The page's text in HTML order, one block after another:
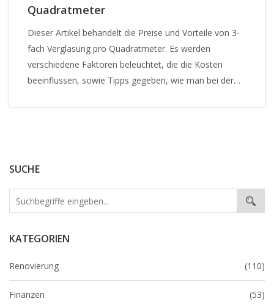
SUCHE
KATEGORIEN
Renovierung (110)
Finanzen (53)
Quadratmeter
Dieser Artikel behandelt die Preise und Vorteile von 3-
fach Verglasung pro Quadratmeter. Es werden
verschiedene Faktoren beleuchtet, die die Kosten
beeinflussen, sowie Tipps gegeben, wie man bei der